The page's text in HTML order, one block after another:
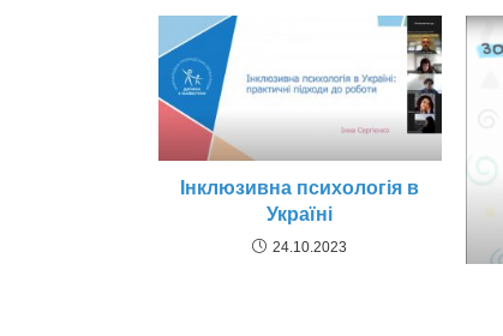
Інклюзивна психологія в
Україні
24.10.2023